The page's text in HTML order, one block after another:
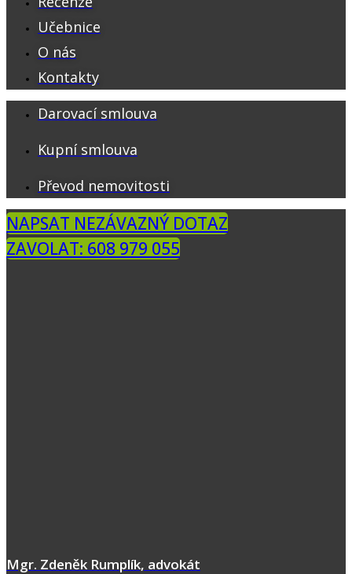
Učebnice
O nás
Kontakty
Darovací smlouva
Kupní smlouva
Převod nemovitosti
NAPSAT NEZÁVAZNÝ DOTAZ
ZAVOLAT: 608 979 055
Mgr. Zdeněk Rumplík, advokát